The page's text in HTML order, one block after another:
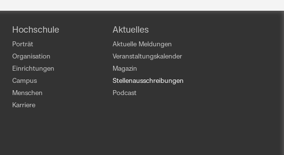
Hochschule
Porträt
Organisation
Einrichtungen
Campus
Menschen
Karriere
Aktuelles
Aktuelle Meldungen
Veranstaltungskalender
Magazin
Stellenausschreibungen
Podcast